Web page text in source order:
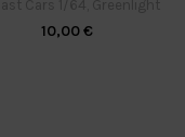
10,00€